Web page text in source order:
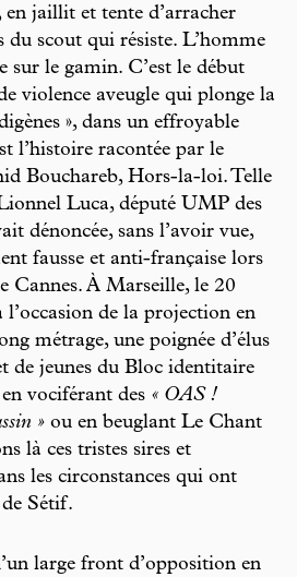
en jaillit et tente d’arracher
du scout qui résiste. L’homme
sur le gamin. C’est le début
violence aveugle qui plonge la
», dans un effroyable
l’histoire racontée par le
Bouchareb, Hors-la-loi. Telle
Luca, député UMP des
dénoncée, sans l’avoir vue,
fausse et anti-française lors
Cannes. À Marseille, le 20
l’occasion de la projection en
métrage, une poignée d’élus
de jeunes du Bloc identitaire
vociférant des « OAS !
» ou en beuglant Le Chant
là ces tristes sires et
les circonstances qui ont
Sétif.
large front d’opposition en